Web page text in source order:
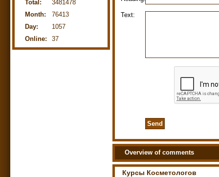
Text:
Overview of comments
Курсы Косметологов
Online: 37
Total:
3481478
Month:
76413
Day:
1057